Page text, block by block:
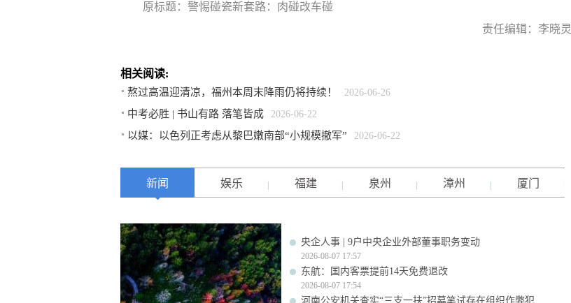
原标题：警惕碰瓷新套路：肉碰改车碰
责任编辑：李晓灵
相关阅读:
熬过高温迎清凉，福州本周末降雨仍将持续！ 2026-06-26
中考必胜 | 书山有路 落笔皆成 2026-06-22
以媒：以色列正考虑从黎巴嫩南部“小规模撤军” 2026-06-22
新闻 娱乐 福建 泉州 漳州 厦门
央企人事 | 9户中央企业外部董事职务变动
2026-08-07 17:57
东航：国内客票提前14天免费退改
2026-08-07 17:54
河南公安机关查实“三支一扶”招募笔试存在组织作弊犯